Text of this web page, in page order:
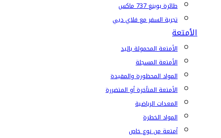
طائرة بوينغ 737 ماكس
تجربة السفر مع فلاي دبي
الأمتعة
الأمتعة المحمولة باليد
الأمتعة المسجلة
المواد المحظورة والمقيدة
الأمتعة المتأخرة أو المتضررة
المعدات الرياضية
المواد الخطرة
أمتعة من نوع خاص